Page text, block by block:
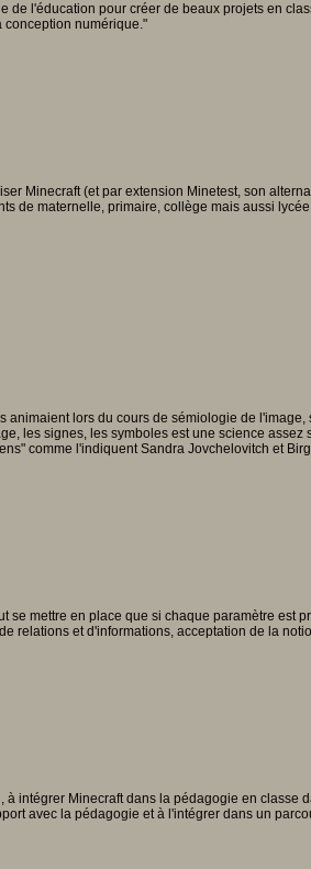
l'éducation pour créer de beaux projets en
conception numérique."
Minecraft (et par extension Minetest, son
de maternelle, primaire, collège mais aussi
lors du cours de sémiologie de
les signes, les symboles est une science
comme l'indiquent Sandra Jovchelovitch et
mettre en place que si chaque paramètre est
relations et d'informations, acceptation de la
intégrer Minecraft dans la pédagogie en
avec la pédagogie et à l'intégrer dans un